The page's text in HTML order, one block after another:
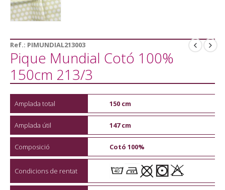
Ref.: PIMUNDIAL213003
Pique Mundial Cotó 100%
150cm 213/3
Amplada total 150 cm
Amplada útil 147 cm
Composició Cotó 100%
Condicions de rentat